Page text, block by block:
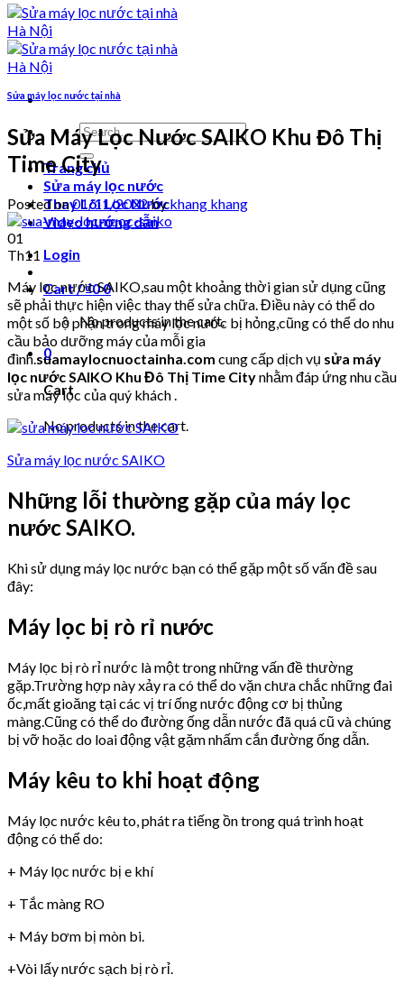
Search
for:
Trang chủ
Sửa máy lọc nước
Thay Lõi Lọc Nước
Video hướng dẫn
Login
Cart /₫00
No products in the cart.
0
Cart
No products in the cart.
Sửa máy lọc nước tại nhà
Sửa Máy Lọc Nước SAIKO Khu Đô Thị
Time City
Posted on01/11/2022bykhang khang
01
Th11
Máy lọc nước SAIKO,sau một khoảng thời gian sử dụng cũng
sẽ phải thực hiện việc thay thế sửa chữa. Điều này có thể do
một số bộ phận trong máy lọc nước bị hỏng,cũng có thể do nhu
cầu bảo dưỡng máy của mỗi gia
đình.suamaylocnuoctainha.com cung cấp dịch vụ sửa máy
lọc nước SAIKO Khu Đô Thị Time Citynhằm đáp ứng nhu cầu
sửa máy lọc của quý khách .
Sửa máy lọc nước SAIKO
Những lỗi thường gặp của máy lọc
nước SAIKO.
Khi sử dụng máy lọc nước bạn có thể gặp một số vấn đề sau
đây:
Máy lọc bị rò rỉ nước
Máy lọc bị rò rỉ nước là một trong những vấn đề thường
gặp.Trường hợp này xảy ra có thể do vặn chưa chắc những đai
ốc,mất gioăng tại các vị trí ống nước động cơ bị thủng
màng.Cũng có thể do đường ống dẫn nước đã quá cũ và chúng
bị vỡ hoặc do loai động vật gặm nhấm cắn đường ống dẫn.
Máy kêu to khi hoạt động
Máy lọc nước kêu to, phát ra tiếng ồn trong quá trình hoạt
động có thể do:
+ Máy lọc nước bị e khí
+ Tắc màng RO
+ Máy bơm bị mòn bi.
+Vòi lấy nước sạch bị rò rỉ.